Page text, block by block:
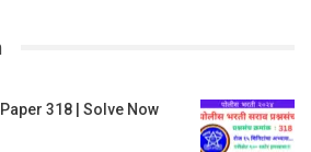
318 | Solve Now